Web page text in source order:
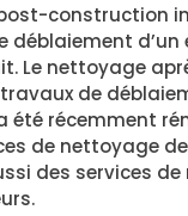
construction
déblaiement
Le nettoyage
de
récemment
de nettoyage
des services